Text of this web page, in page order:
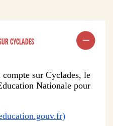
CYCLADES
sur Cyclades, le
Nationale pour